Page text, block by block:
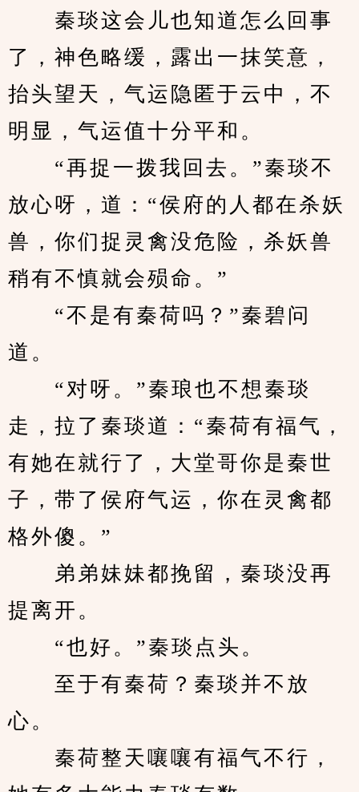
秦琰这会儿也知道怎么回事
了，神色略缓，露出一抹笑意，
抬头望天，气运隐匿于云中，不
明显，气运值十分平和。
“再捉一拨我回去。”秦琰不
放心呀，道：“侯府的人都在杀妖
兽，你们捉灵禽没危险，杀妖兽
稍有不慎就会殒命。”
“不是有秦荷吗？”秦碧问
道。
“对呀。”秦琅也不想秦琰
走，拉了秦琰道：“秦荷有福气，
有她在就行了，大堂哥你是秦世
子，带了侯府气运，你在灵禽都
格外傻。”
弟弟妹妹都挽留，秦琰没再
提离开。
“也好。”秦琰点头。
至于有秦荷？秦琰并不放
心。
秦荷整天嚷嚷有福气不行，